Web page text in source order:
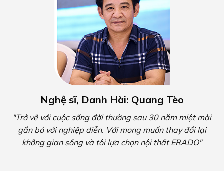
Nghệ sĩ, Danh Hài: Quang Tèo
"Trở về với cuộc sống đời thường sau 30 năm miệt mài
gắn bó với nghiệp diễn. Với mong muốn thay đổi lại
không gian sống và tôi lựa chọn nội thất ERADO"